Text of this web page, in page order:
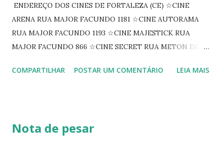
ENDEREÇO DOS CINES DE FORTALEZA (CE) ☆CINE
ARENA RUA MAJOR FACUNDO 1181 ☆CINE AUTORAMA
RUA MAJOR FACUNDO 1193 ☆CINE MAJESTICK RUA
MAJOR FACUNDO 866 ☆CINE SECRET RUA METON DE
PEIXOTO 1307 ☆CINE IRIS RUA FLORIANO PEIXOTO 1206
☆CINE VIP CLUBE RUA 24 DE MAIO 825 ☆CINE ECLIPSE
COMPARTILHAR POSTAR UM COMENTÁRIO LEIA MAIS
Nota de pesar